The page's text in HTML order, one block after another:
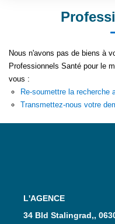
Budget max
Nous n'avons pas de biens à
Professionnels Santé pour le
vous :
Re-soumettre la recherche
Transmettez-nous votre
L'AGENCE
34 Bld Stalingrad,,